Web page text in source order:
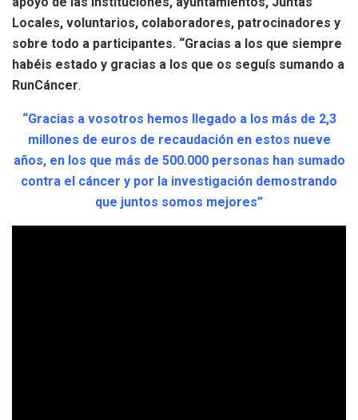
Locales, voluntarios, colaboradores, patrocinadores y
sobre todo a participantes. “Gracias a los que siempre
habéis estado y gracias a los que os seguís sumando a
RunCáncer.
“Gracias a vosotros hemos llegado a los más de 2,3
millones de euros de recaudación en estos nueve
años, en los que más de 500.000 personas han sumado
contra el cáncer y por la investigación demostrando
que juntos somos mejores”